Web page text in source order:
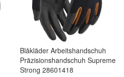
Blåkläder Arbeitshandschuh
Präzisionshandschuh Supreme
Strong 28601418